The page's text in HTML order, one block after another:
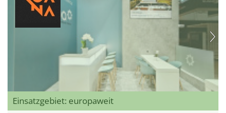
Einsatzgebiet: europaweit